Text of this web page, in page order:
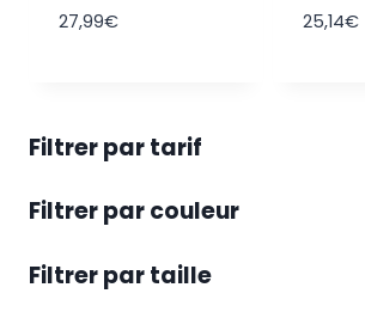
27,99€ 25,14€
Filtrer par tarif
Filtrer par couleur
Filtrer par taille